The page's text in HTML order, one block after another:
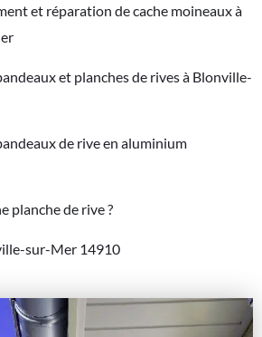
et réparation de cache moineaux à
et planches de rives à Blonville-
de rive en aluminium
planche de rive ?
sur-Mer 14910